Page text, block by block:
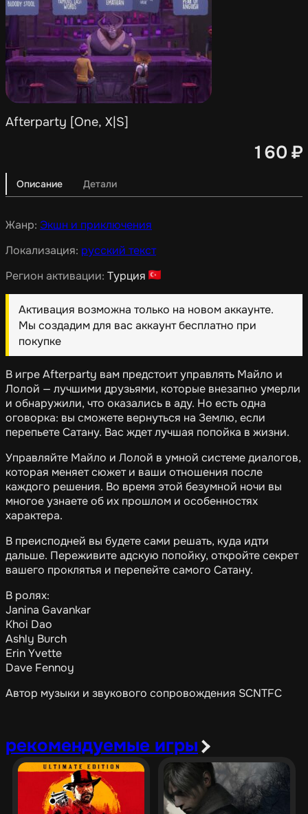
Afterparty [One, X|S]
160 ₽
Описание Детали
Жанр: Экшн и приключения
Локализация: русский текст
Регион активации: Турция
Активация возможна только на новом аккаунте.
Мы создадим для вас аккаунт бесплатно при
покупке
В игре Afterparty вам предстоит управлять Майло и
Лолой — лучшими друзьями, которые внезапно умерли
и обнаружили, что оказались в аду. Но есть одна
оговорка: вы сможете вернуться на Землю, если
перепьете Сатану. Вас ждет лучшая попойка в жизни.
Управляйте Майло и Лолой в умной системе диалогов,
которая меняет сюжет и ваши отношения после
каждого решения. Во время этой безумной ночи вы
многое узнаете об их прошлом и особенностях
характера.
В преисподней вы будете сами решать, куда идти
дальше. Переживите адскую попойку, откройте секрет
вашего проклятья и перепейте самого Сатану.
В ролях:
Janina Gavankar
Khoi Dao
Ashly Burch
Erin Yvette
Dave Fennoy
Автор музыки и звукового сопровождения SCNTFC
рекомендуемые игры